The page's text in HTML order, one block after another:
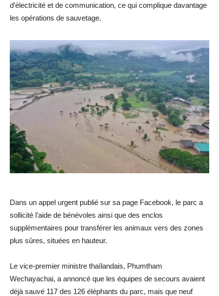
d’électricité et de communication, ce qui complique davantage
les opérations de sauvetage.
Dans un appel urgent publié sur sa page Facebook, le parc a
sollicité l’aide de bénévoles ainsi que des enclos
supplémentaires pour transférer les animaux vers des zones
plus sûres, situées en hauteur.
Le vice-premier ministre thaïlandais, Phumtham
Wechayachai, a annoncé que les équipes de secours avaient
déjà sauvé 117 des 126 éléphants du parc, mais que neuf